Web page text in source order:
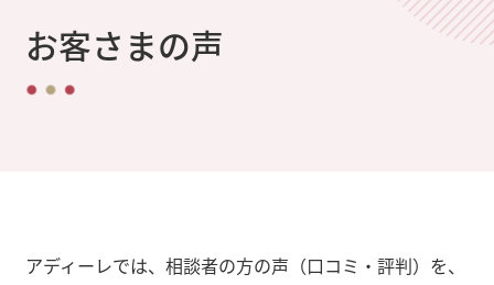
お客さまの声
アディーレでは、相談者の方の声（口コミ・評判）を、